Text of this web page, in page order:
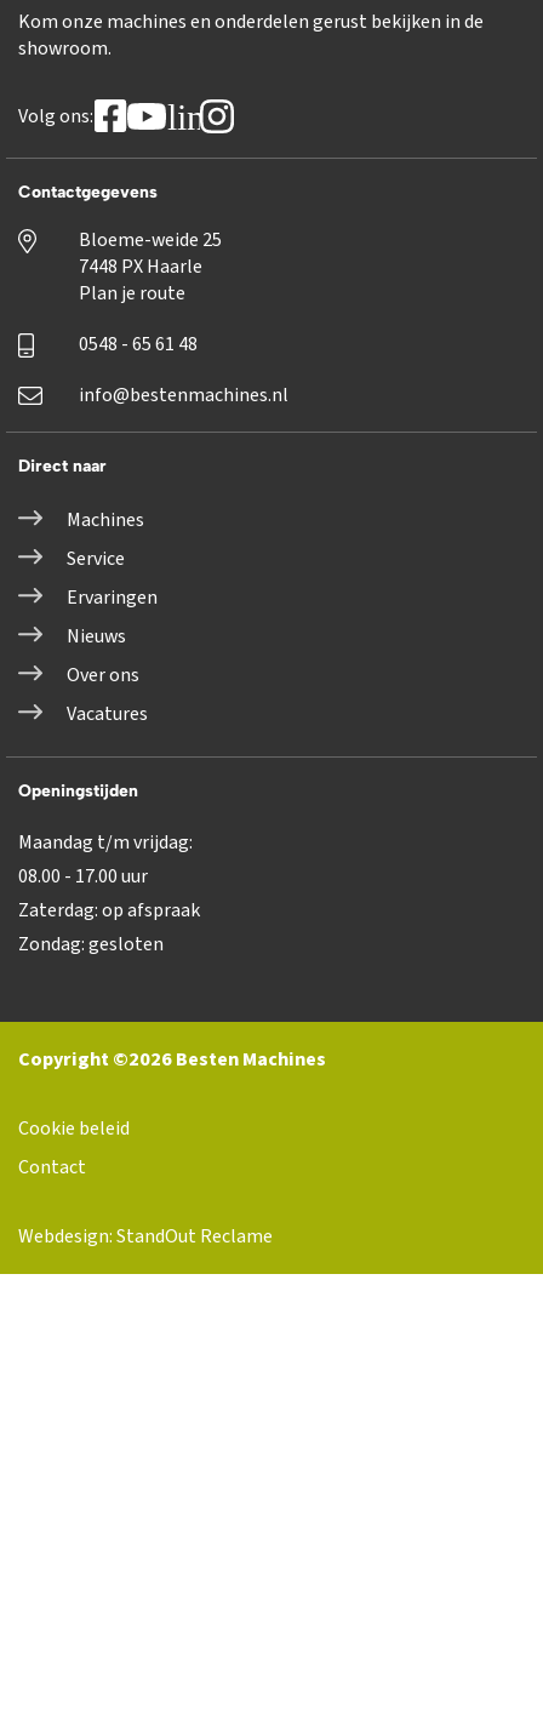
Kom onze machines en onderdelen gerust bekijken in de
showroom.
Volg ons: linkedin
Contactgegevens
Bloeme-weide 25
7448 PX Haarle
Plan je route
0548 - 65 61 48
info@bestenmachines.nl
Direct naar
Machines
Service
Ervaringen
Nieuws
Over ons
Vacatures
Openingstijden
Maandag t/m vrijdag:
08.00 - 17.00 uur
Zaterdag: op afspraak
Zondag: gesloten
Copyright ©2026 Besten Machines
Cookie beleid
Contact
Webdesign: StandOut Reclame